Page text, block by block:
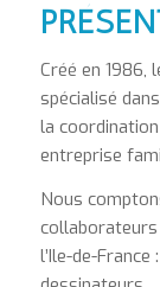
Créé en 1986,
spécialisé
la
entreprise
Nous
l’Ile-de-